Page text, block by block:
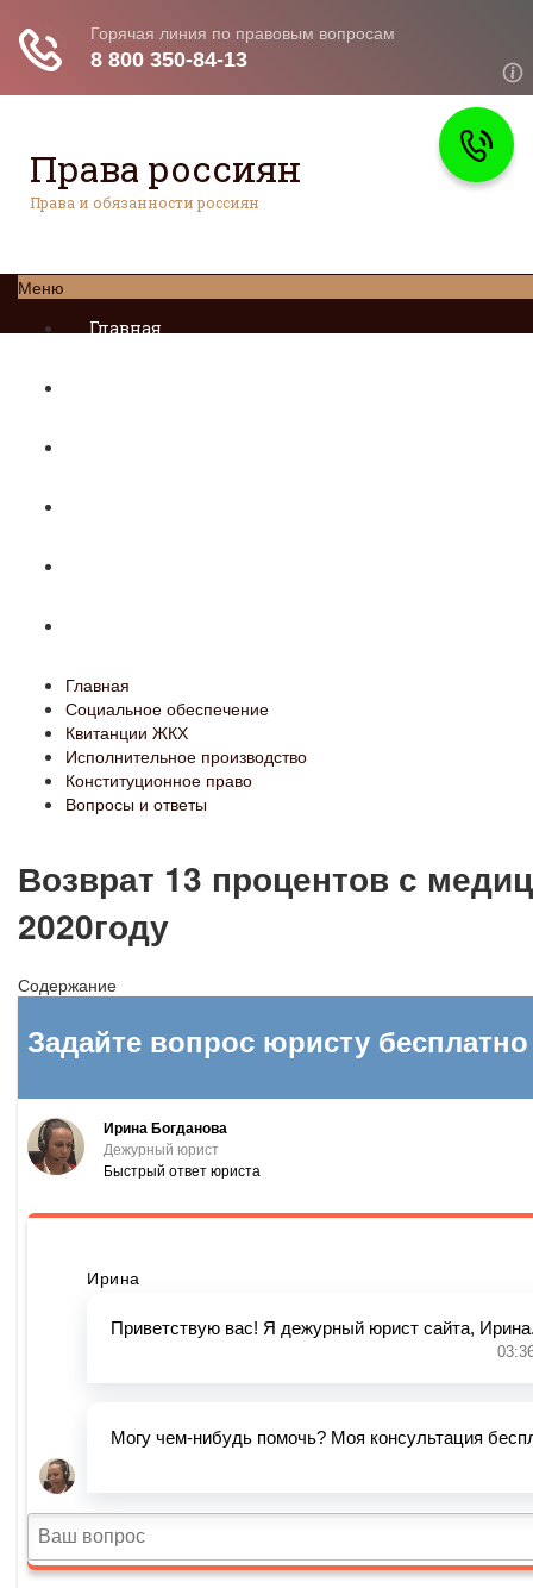
Права россиян
Права и обязанности россиян
Меню
Главная
Главная
Социальное обеспечение
Квитанции ЖКХ
Исполнительное производство
Конституционное право
Вопросы и ответы
Возврат 13 процентов с
2020году
Содержание